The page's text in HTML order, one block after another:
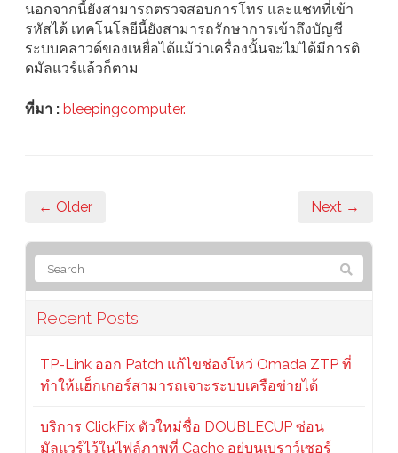
นอกจากนี้ยังสามารถตรวจสอบการโทร และแชทที่เข้า
รหัสได้ เทคโนโลยีนี้ยังสามารถรักษาการเข้าถึงบัญชี
ระบบคลาวด์ของเหยื่อได้แม้ว่าเครื่องนั้นจะไม่ได้มีการติ
ดมัลแวร์แล้วก็ตาม
ที่มา : bleepingcomputer.
← Older Next →
Recent Posts
TP-Link ออก Patch แก้ไขช่องโหว่ Omada ZTP ที่
ทำให้แฮ็กเกอร์สามารถเจาะระบบเครือข่ายได้
บริการ ClickFix ตัวใหม่ชื่อ DOUBLECUP ซ่อน
มัลแวร์ไว้ในไฟล์ภาพที่ Cache อยู่บนเบราว์เซอร์